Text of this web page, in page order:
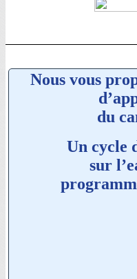
Nous vous
du
Un cycle
sur